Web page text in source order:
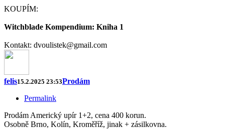
KOUPÍM:
Witchblade Kompendium: Kniha 1
Kontakt: dvoulistek@gmail.com
felis15.2.2025 23:53Prodám
Permalink
Prodám Americký upír 1+2, cena 400 korun.
Osobně Brno, Kolín, Kroměříž, jinak + zásilkovna.